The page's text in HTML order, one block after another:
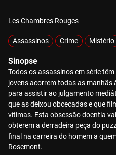
Les Chambres Rouges
Assassinos Crime Mistério
Sinopse
Todos os assassinos em série
jovens acorrem todas as manhãs
para assistir ao julgamento
que as deixou obcecadas e que
vítimas. Esta obsessão doentia
obterem a derradeira peça do
final na carreira do homem a
Rosemont.